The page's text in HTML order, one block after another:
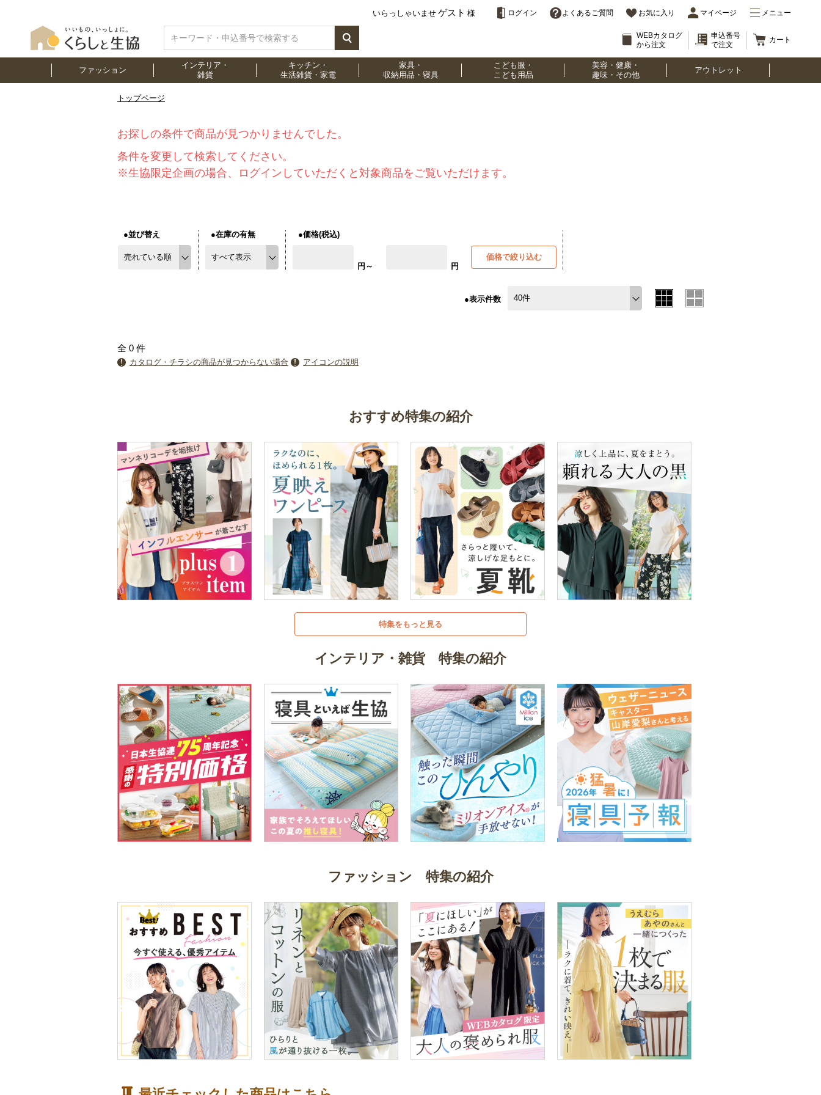
いらっしゃいませ ゲスト 様 ログイン よくあるご質問 お気に入り マイページ メニュー
WEBカタログ
から注文
申込番号
で注文
カート
ファッション
インテリア・
雑貨
キッチン・
生活雑貨・家電
家具・
収納用品・寝具
こども服・
こども用品
美容・健康・
趣味・その他
アウトレット
トップページ
お探しの条件で商品が見つかりませんでした。
条件を変更して検索してください。
※生協限定企画の場合、ログインしていただくと対象商品をご覧いただけます。
●並び替え ●在庫の有無 ●価格(税込)
円～ 円
価格で絞り込む
●表示件数
全 0 件
カタログ・チラシの商品が見つからない場合 アイコンの説明
おすすめ特集の紹介
特集をもっと見る
インテリア・雑貨 特集の紹介
ファッション 特集の紹介